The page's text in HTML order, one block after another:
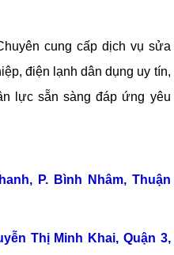
cung cấp dịch vụ sửa
điện lạnh dân dụng uy tín,
lực sẵn sàng đáp ứng yêu
P. Bình Nhâm, Thuận
Thị Minh Khai, Quận 3,